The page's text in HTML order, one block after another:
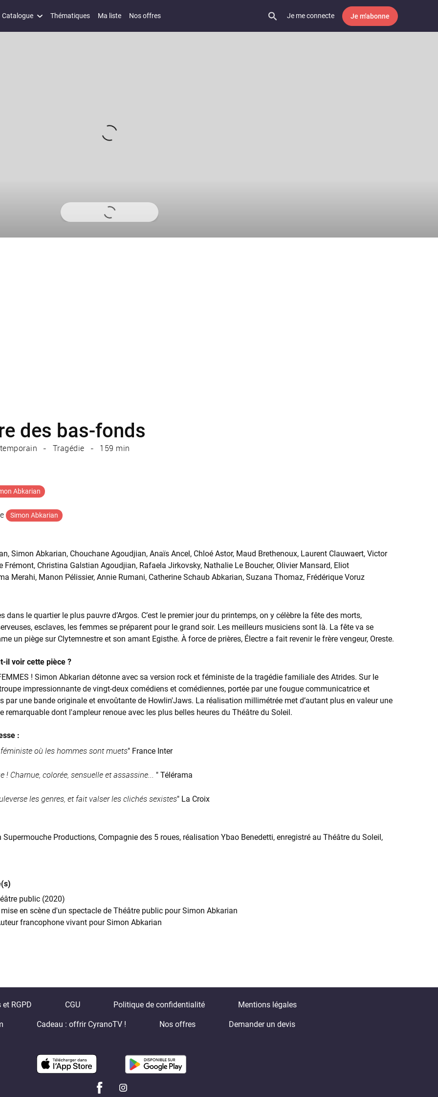
Catalogue Thématiques Ma liste Nos offres Je me connecte Je m'abonne
des bas-fonds
Tragédie 159 min
Abkarian
Simon Abkarian
Simon Abkarian, Chouchane Agoudjian, Anaïs Ancel, Chloé Astor, Maud Brethenoux, Laurent Clauwaert, Victor
Frémont, Christina Galstian Agoudjian, Rafaela Jirkovsky, Nathalie Le Boucher, Olivier Mansard, Eliot
Merahi, Manon Pélissier, Annie Rumani, Catherine Schaub Abkarian, Suzana Thomaz, Frédérique Voruz
dans le quartier le plus pauvre d’Argos. C’est le premier jour du printemps, on y célèbre la fête des morts,
esclaves, les femmes se préparent pour le grand soir. Les meilleurs musiciens sont là. La fête va se
un piège sur Clytemnestre et son amant Egisthe. À force de prières, Électre a fait revenir le frère vengeur, Oreste.
il voir cette pièce ?
! Simon Abkarian détonne avec sa version rock et féministe de la tragédie familiale des Atrides. Sur le
impressionnante de vingt-deux comédiens et comédiennes, portée par une fougue communicatrice et
par une bande originale et envoûtante de Howlin'Jaws. La réalisation millimétrée met d’autant plus en valeur une
remarquable dont l'ampleur renoue avec les plus belles heures du Théâtre du Soleil.
:
où les hommes sont muets" France Inter
! Charnue, colorée, sensuelle et assassine... " Télérama
les genres, et fait valser les clichés sexistes" La Croix
Supermouche Productions, Compagnie des 5 roues, réalisation Ybao Benedetti, enregistré au Théâtre du Soleil,
public (2020)
en scène d'un spectacle de Théâtre public pour Simon Abkarian
francophone vivant pour Simon Abkarian
RGPD CGU Politique de confidentialité Mentions légales
Cadeau : offrir CyranoTV ! Nos offres Demander un devis